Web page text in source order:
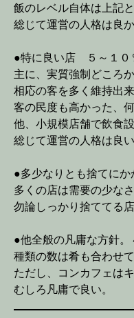
飯のレベル自体は上記
総じて運営の人格は良
●特に良い店 ５～１０
主に、実質強制どころ
相応の客を多く維持出
客の民度も高かった、
他、小規模店舗で飲食
総じて運営の人格は良
●多少なりとも捨てにか
多くの店は需要の少な
勿論しっかり捨ててる
●他全般の凡庸な方針。
種類の数は肴も合わせ
ただし、コンカフェは
むしろ凡庸で良い。